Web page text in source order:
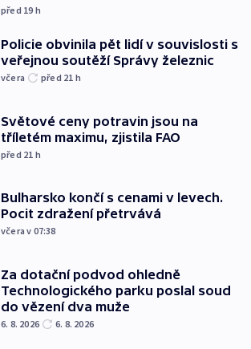
před 19 h
Policie obvinila pět lidí v souvislosti s
veřejnou soutěží Správy železnic
včera před 21 h
Světové ceny potravin jsou na
tříletém maximu, zjistila FAO
před 21 h
Bulharsko končí s cenami v levech.
Pocit zdražení přetrvává
včera v 07:38
Za dotační podvod ohledně
Technologického parku poslal soud
do vězení dva muže
6. 8. 2026 6. 8. 2026